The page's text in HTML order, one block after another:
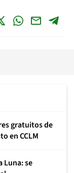
gratuitos de
en CCLM
Luna: se